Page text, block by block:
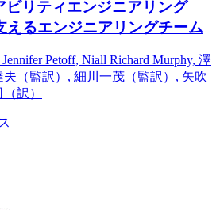
ビリティエンジニアリング
えるエンジニアリングチーム
Jennifer Petoff, Niall Richard Murphy, 澤
（監訳）, 細川一茂（監訳）, 矢吹
訳）